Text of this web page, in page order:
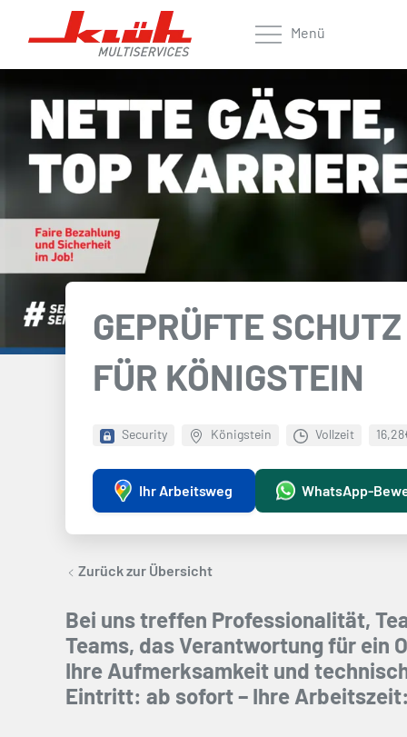
Zum Hauptinhalt springen
Menü
GEPRÜFTE
FÜR KÖNIGSTEIN
Security Königstein Vollzeit
Ihr Arbeitsweg WhatsApp-
Zurück zur Übersicht
Bei uns treffen Professionalität,
Teams, das Verantwortung für ein
Ihre Aufmerksamkeit und
Eintritt: ab sofort – Ihre